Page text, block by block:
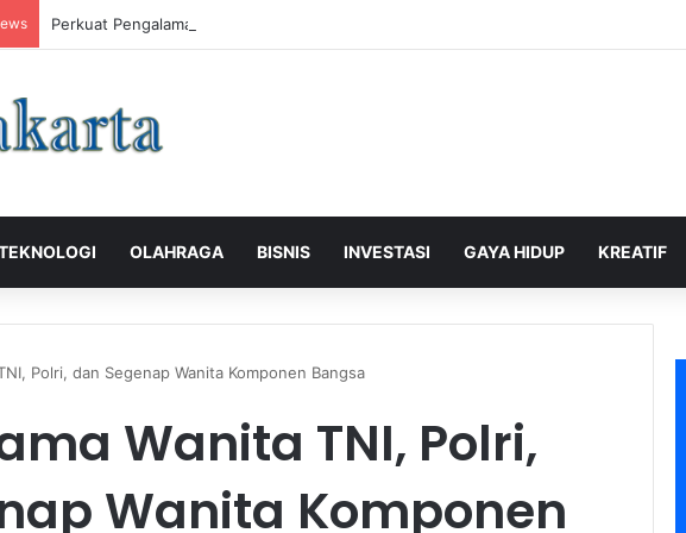
Perkuat Pengalaman Pelanggan, PLN Icon Plus Sabet Tiga Penghargaan CCW 2026
OLAHRAGA BISNIS INVESTASI GAYA HIDUP KREATIF
Polri, dan Segenap Wanita Komponen Bangsa
Wanita TNI, Polri,
Wanita Komponen